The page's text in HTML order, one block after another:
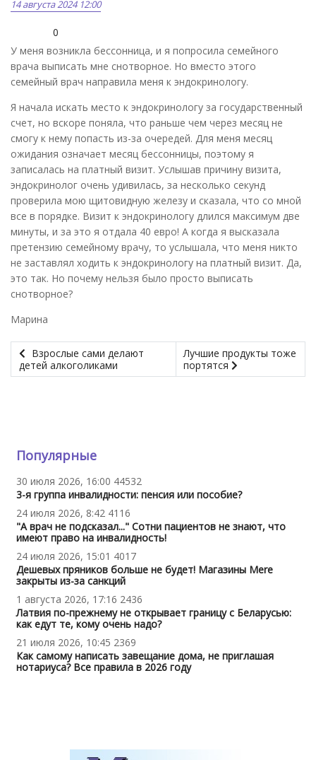
14 августа 2024 12:00
0
У меня возникла бессонница, и я попросила семейного
врача выписать мне снотворное. Но вместо этого
семейный врач направила меня к эндокринологу.
Я начала искать место к эндокринологу за государственный
счет, но вскоре поняла, что раньше чем через месяц не
смогу к нему попасть из-за очередей. Для меня месяц
ожидания означает месяц бессонницы, поэтому я
записалась на платный визит. Услышав причину визита,
эндокринолог очень удивилась, за несколько секунд
проверила мою щитовидную железу и сказала, что со мной
все в порядке. Визит к эндокринологу длился максимум две
минуты, и за это я отдала 40 евро! А когда я высказала
претензию семейному врачу, то услышала, что меня никто
не заставлял ходить к эндокринологу на платный визит. Да,
это так. Но почему нельзя было просто выписать
снотворное?
Марина
Взрослые сами делают
детей алкоголиками
Лучшие продукты тоже
портятся
Популярные
30 июля 2026, 16:00 44532
3-я группа инвалидности: пенсия или пособие?
24 июля 2026, 8:42 4116
"А врач не подсказал..." Сотни пациентов не знают, что
имеют право на инвалидность!
24 июля 2026, 15:01 4017
Дешевых пряников больше не будет! Магазины Mere
закрыты из-за санкций
1 августа 2026, 17:16 2436
Латвия по-прежнему не открывает границу с Беларусью:
как едут те, кому очень надо?
21 июля 2026, 10:45 2369
Как самому написать завещание дома, не приглашая
нотариуса? Все правила в 2026 году